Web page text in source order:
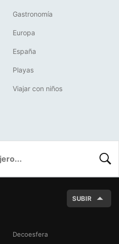
Gastronomía
Europa
España
Playas
Viajar con niños
SUBIR
Decoesfera